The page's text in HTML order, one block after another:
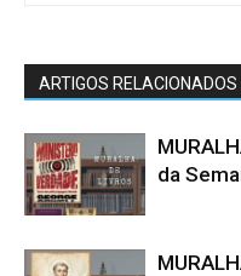
ARTIGOS RELACIONADOS
da